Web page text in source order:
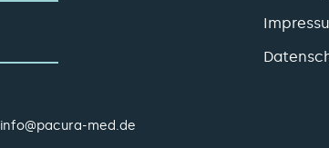
info@pacura-med.de